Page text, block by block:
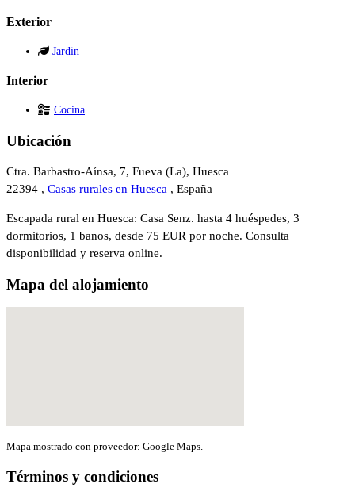
Exterior
Jardin
Interior
Cocina
Ubicación
Ctra. Barbastro-Aínsa, 7, Fueva (La), Huesca
22394 , Casas rurales en Huesca , España
Escapada rural en Huesca: Casa Senz. hasta 4 huéspedes, 3
dormitorios, 1 banos, desde 75 EUR por noche. Consulta
disponibilidad y reserva online.
Mapa del alojamiento
Mapa mostrado con proveedor: Google Maps.
Términos y condiciones